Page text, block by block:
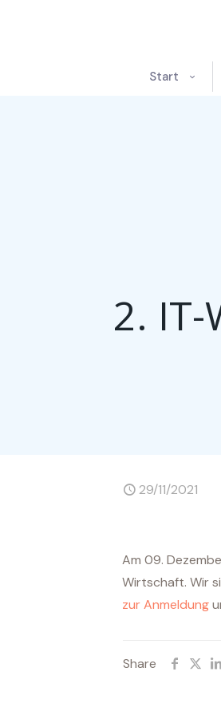
Start
2.
29/11/2021
Am 09.
Wirtschaft. Wir
zur Anmeldung
Share